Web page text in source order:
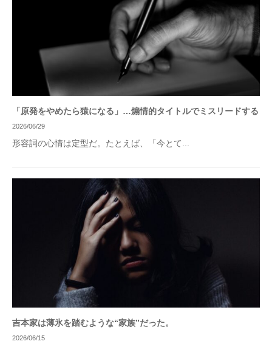
「原発をやめたら猿になる」…煽情的タイトルでミスリードする
2026/06/29
形容詞の心情は定型だ。たとえば、「今とて...
吉本家は薄氷を踏むような“家族”だった。
2026/06/15